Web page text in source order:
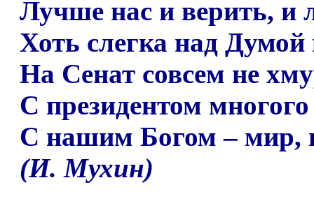
Лучше нас и верить, и
Хоть слегка над
На Сенат совсем не
С президентом
С нашим Богом– мир,
(И. Мухин)